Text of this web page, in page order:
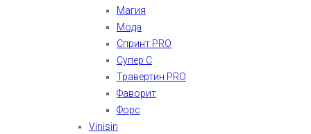
Магия
Мода
Спринт PRO
Супер С
Травертин PRO
Фаворит
Форс
Vinisin